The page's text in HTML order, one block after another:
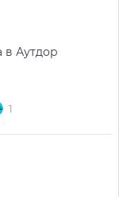
в Аутдор
1